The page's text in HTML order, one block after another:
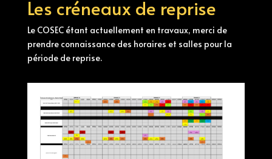
Les créneaux de reprise
Le COSEC étant actuellement en travaux, merci de
prendre connaissance des horaires et salles pour la
période de reprise.